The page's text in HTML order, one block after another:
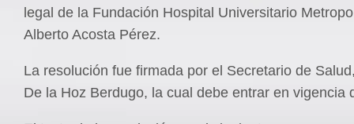
legal de la Fundación Hospital Universitario
Alberto Acosta Pérez.
La resolución fue firmada por el Secretario de
De la Hoz Berdugo, la cual debe entrar en vigencia